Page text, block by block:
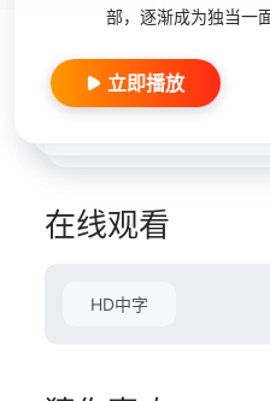
部，逐渐成为独当一
立即播放
在线观看
HD中字